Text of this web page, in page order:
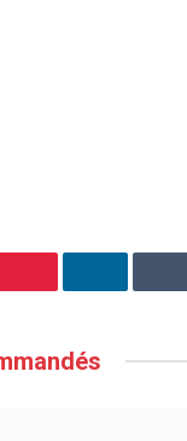
PinterestLinkedIn